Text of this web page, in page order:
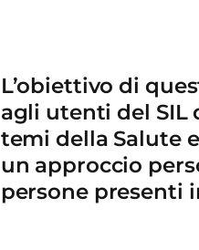
L’obiettivo di
agli utenti del SIL
temi della Salute
un approccio
persone presenti